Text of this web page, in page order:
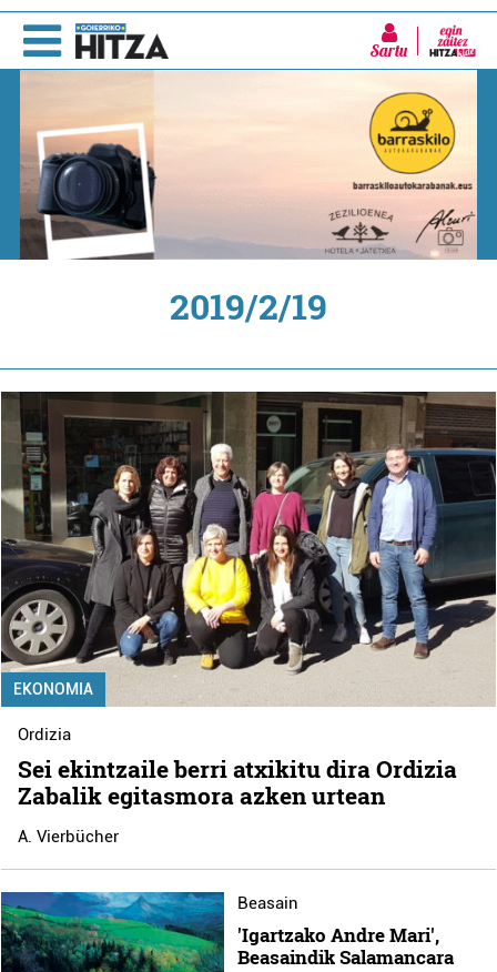
Sartu
2019/2/19
EKONOMIA
Ordizia
Sei ekintzaile berri atxikitu dira Ordizia
Zabalik egitasmora azken urtean
A. Vierbücher
Beasain
'Igartzako Andre Mari',
Beasaindik Salamancara